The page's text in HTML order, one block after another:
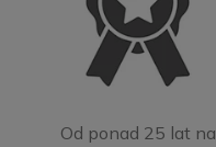
Od ponad 25 lat na